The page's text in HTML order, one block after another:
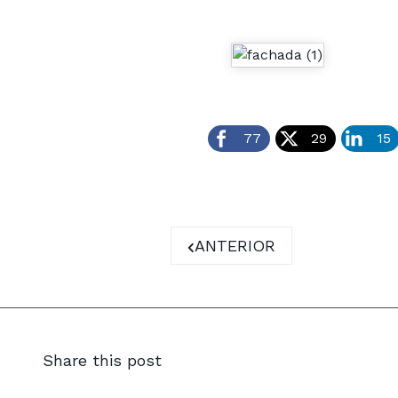
77 29 15
ARTÍCULO ANTERIOR: LA
ANTERIOR
Share this post